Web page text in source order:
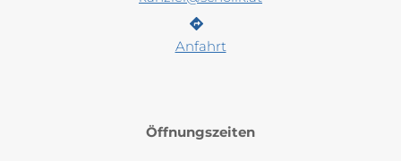
Anfahrt
Öffnungszeiten